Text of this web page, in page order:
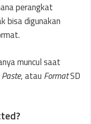
perangkat
bisa digunakan
muncul saat
Paste, atau FormatSD